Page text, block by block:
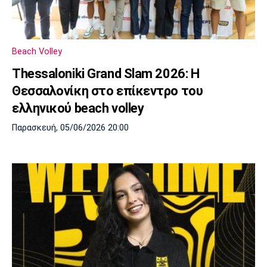
Πολιτισμός
Τραγούδια
Cine Spot
Running
Media
Πρόγραμμα TV
Ιωνικός
Μπαρτσελόνα
Ρεάλ
Μάντσεστερ
Γιουνάιτεντ
Τσέλσι Άρσεναλ
Beach Volley
Thessaloniki Grand Slam 2026: Η
Θεσσαλονίκη στο επίκεντρο του
ελληνικού beach volley
Παρασκευή, 05/06/2026 20:00